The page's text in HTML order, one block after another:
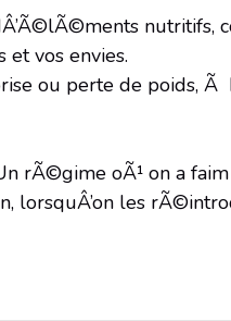
nutritifs,
vos envies.
ou perte de poids, Ã
rÃ©gime oÃ¹ on a
lorsquÂ’on les